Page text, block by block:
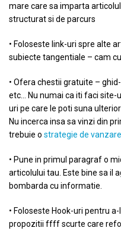
mare care sa imparta
structurat si de parcurs
• Foloseste link-uri spre alte
subiecte tangentiale – cam
• Ofera chestii gratuite –
etc… Nu numai ca iti faci site-
uri pe care le poti suna
Nu incerca insa sa vinzi din
trebuie o strategie de
• Pune in primul paragraf o
articolului tau. Este bine sa il
bombarda cu informatie.
• Foloseste Hook-uri pentru
propozitii ffff scurte care